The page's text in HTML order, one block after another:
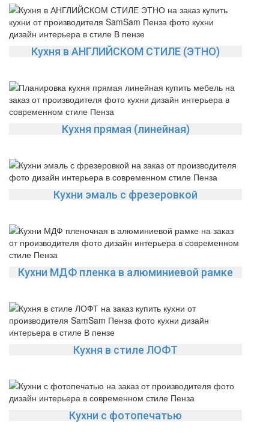
Кухня в АНГЛИЙСКОМ СТИЛЕ (ЭТНО)
Кухня прямая (линейная)
Кухни эмаль с фрезеровкой
Кухни МДФ пленка в алюминиевой рамке
Кухня в стиле ЛОФТ
Кухни с фотопечатью